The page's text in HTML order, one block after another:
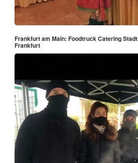
Frankfurt am Main: Foodtruck Catering Stadt
Frankfurt